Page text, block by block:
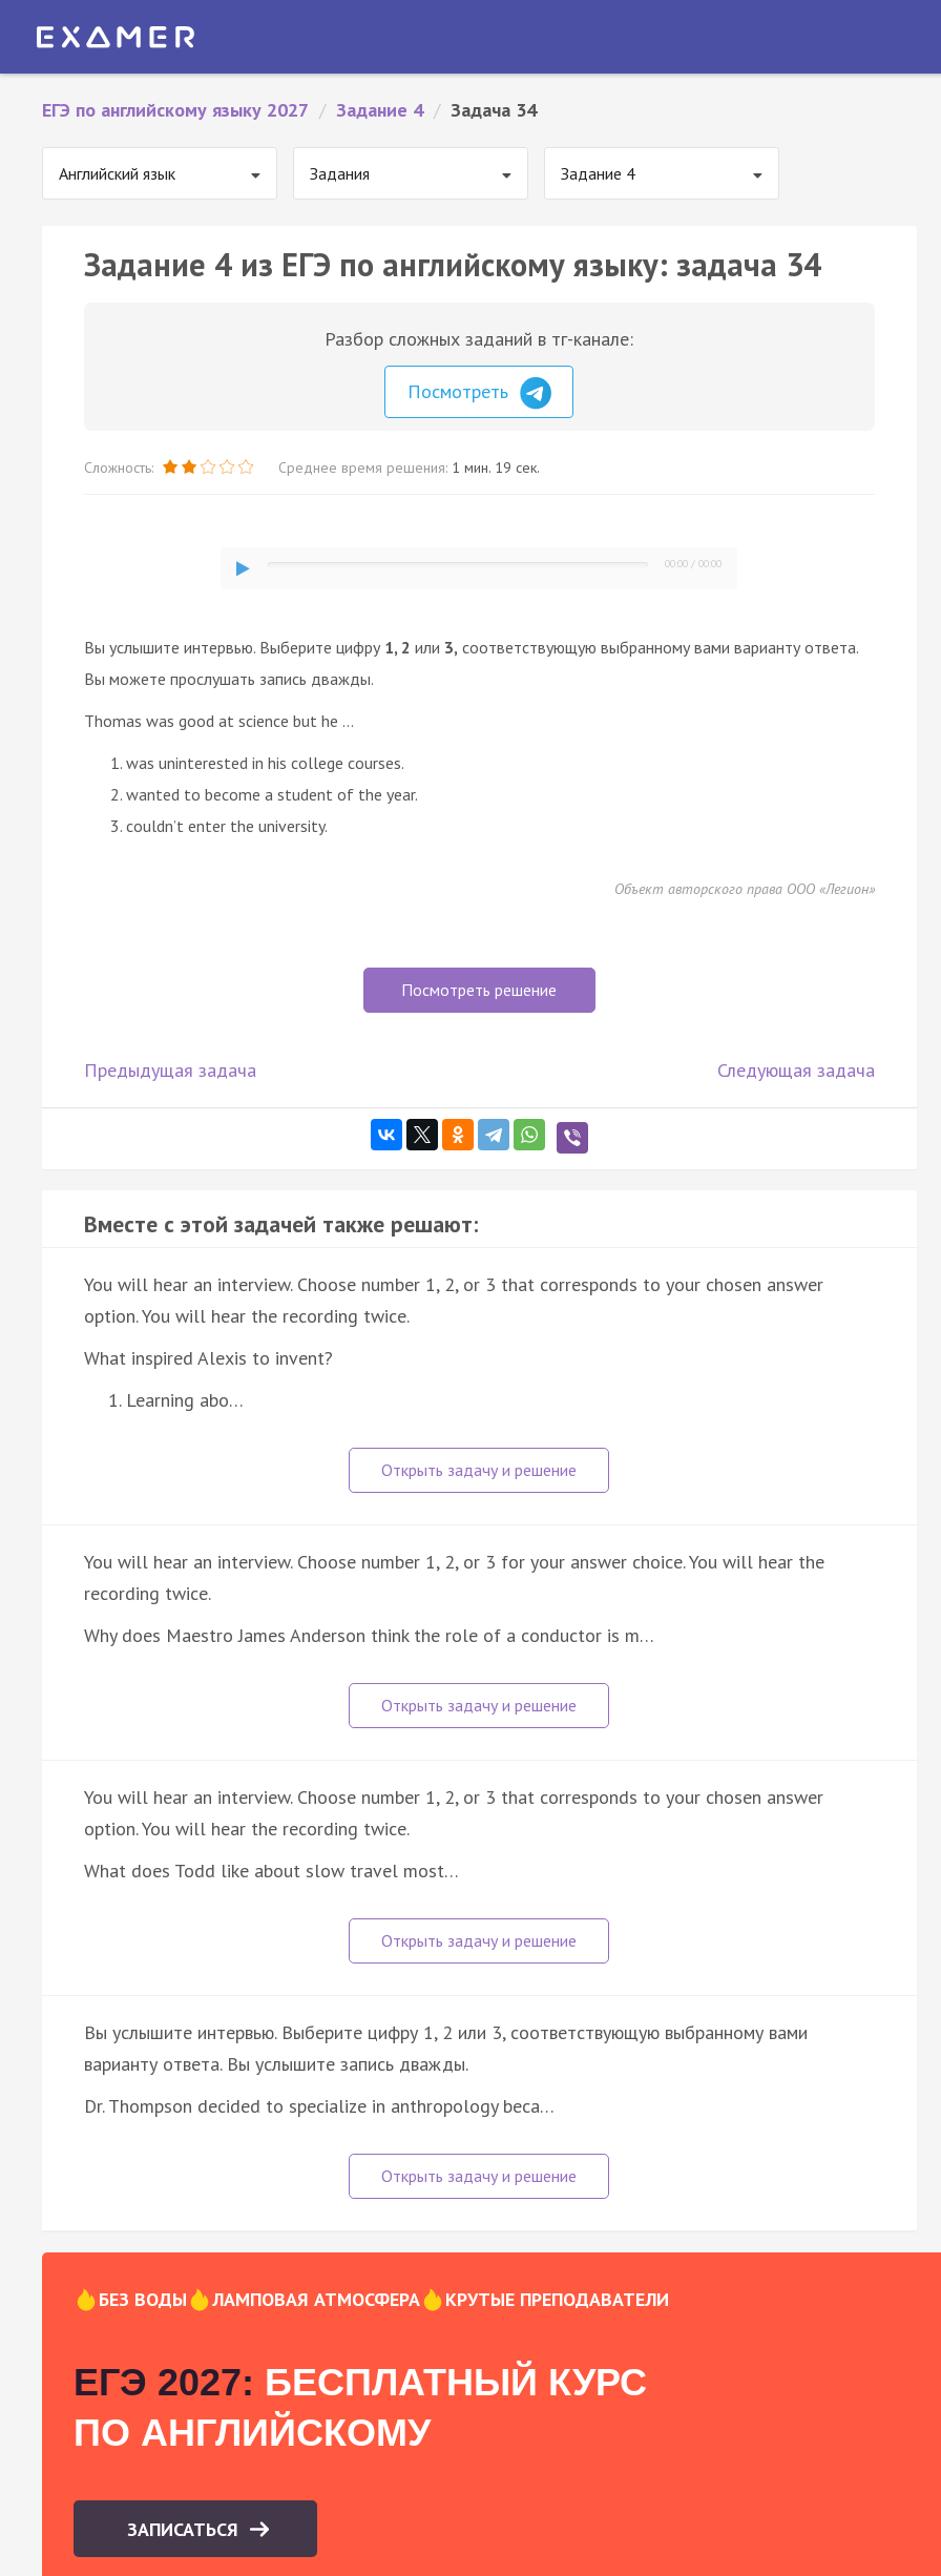
ЕГЭ по английскому языку 2027 / Задание 4 / Задача 34
Английский язык Задания Задание 4
Задание 4 из ЕГЭ по английскому языку: задача 34
Разбор сложных заданий в тг-канале:
Посмотреть
Сложность: Среднее время решения: 1 мин. 19 сек.
00:00 /00:00
Вы услышите интервью. Выберите цифру 1, 2 или 3, соответствующую выбранному вами варианту ответа.
Вы можете прослушать запись дважды.
Thomas was good at science but he ...
was uninterested in his college courses.
wanted to become a student of the year.
couldn’t enter the university.
Объект авторского права ООО «Легион»
Посмотреть решение
Предыдущая задача Следующая задача
Вместе с этой задачей также решают:
You will hear an interview. Choose number 1, 2, or 3 that corresponds to your chosen answer
option. You will hear the recording twice.
What inspired Alexis to invent?
Learning abo…
You will hear an interview. Choose number 1, 2, or 3 for your answer choice. You will hear the
recording twice.
Why does Maestro James Anderson think the role of a conductor is m…
You will hear an interview. Choose number 1, 2, or 3 that corresponds to your chosen answer
option. You will hear the recording twice.
What does Todd like about slow travel most…
Вы услышите интервью. Выберите цифру 1, 2 или 3, соответствующую выбранному вами
варианту ответа. Вы услышите запись дважды.
Dr. Thompson decided to specialize in anthropology beca…
БЕЗ ВОДЫ ЛАМПОВАЯ АТМОСФЕРА КРУТЫЕ ПРЕПОДАВАТЕЛИ
ЕГЭ 2027: БЕСПЛАТНЫЙ КУРС
ПО АНГЛИЙСКОМУ
ЗАПИСАТЬСЯ